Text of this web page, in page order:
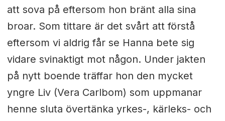
att sova på eftersom hon bränt alla sina
broar. Som tittare är det svårt att förstå
eftersom vi aldrig får se Hanna bete sig
vidare svinaktigt mot någon. Under jakten
på nytt boende träffar hon den mycket
yngre Liv (Vera Carlbom) som uppmanar
henne sluta övertänka yrkes-, kärleks- och